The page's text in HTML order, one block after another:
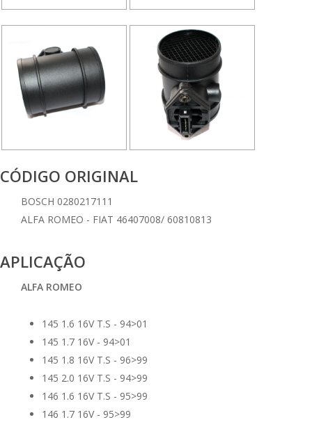
CÓDIGO ORIGINAL
BOSCH 0280217111
ALFA ROMEO - FIAT 46407008/ 60810813
APLICAÇÃO
ALFA ROMEO
145 1.6 16V T.S - 94>01
145 1.7 16V - 94>01
145 1.8 16V T.S - 96>99
145 2.0 16V T.S - 94>99
146 1.6 16V T.S - 95>99
146 1.7 16V - 95>99